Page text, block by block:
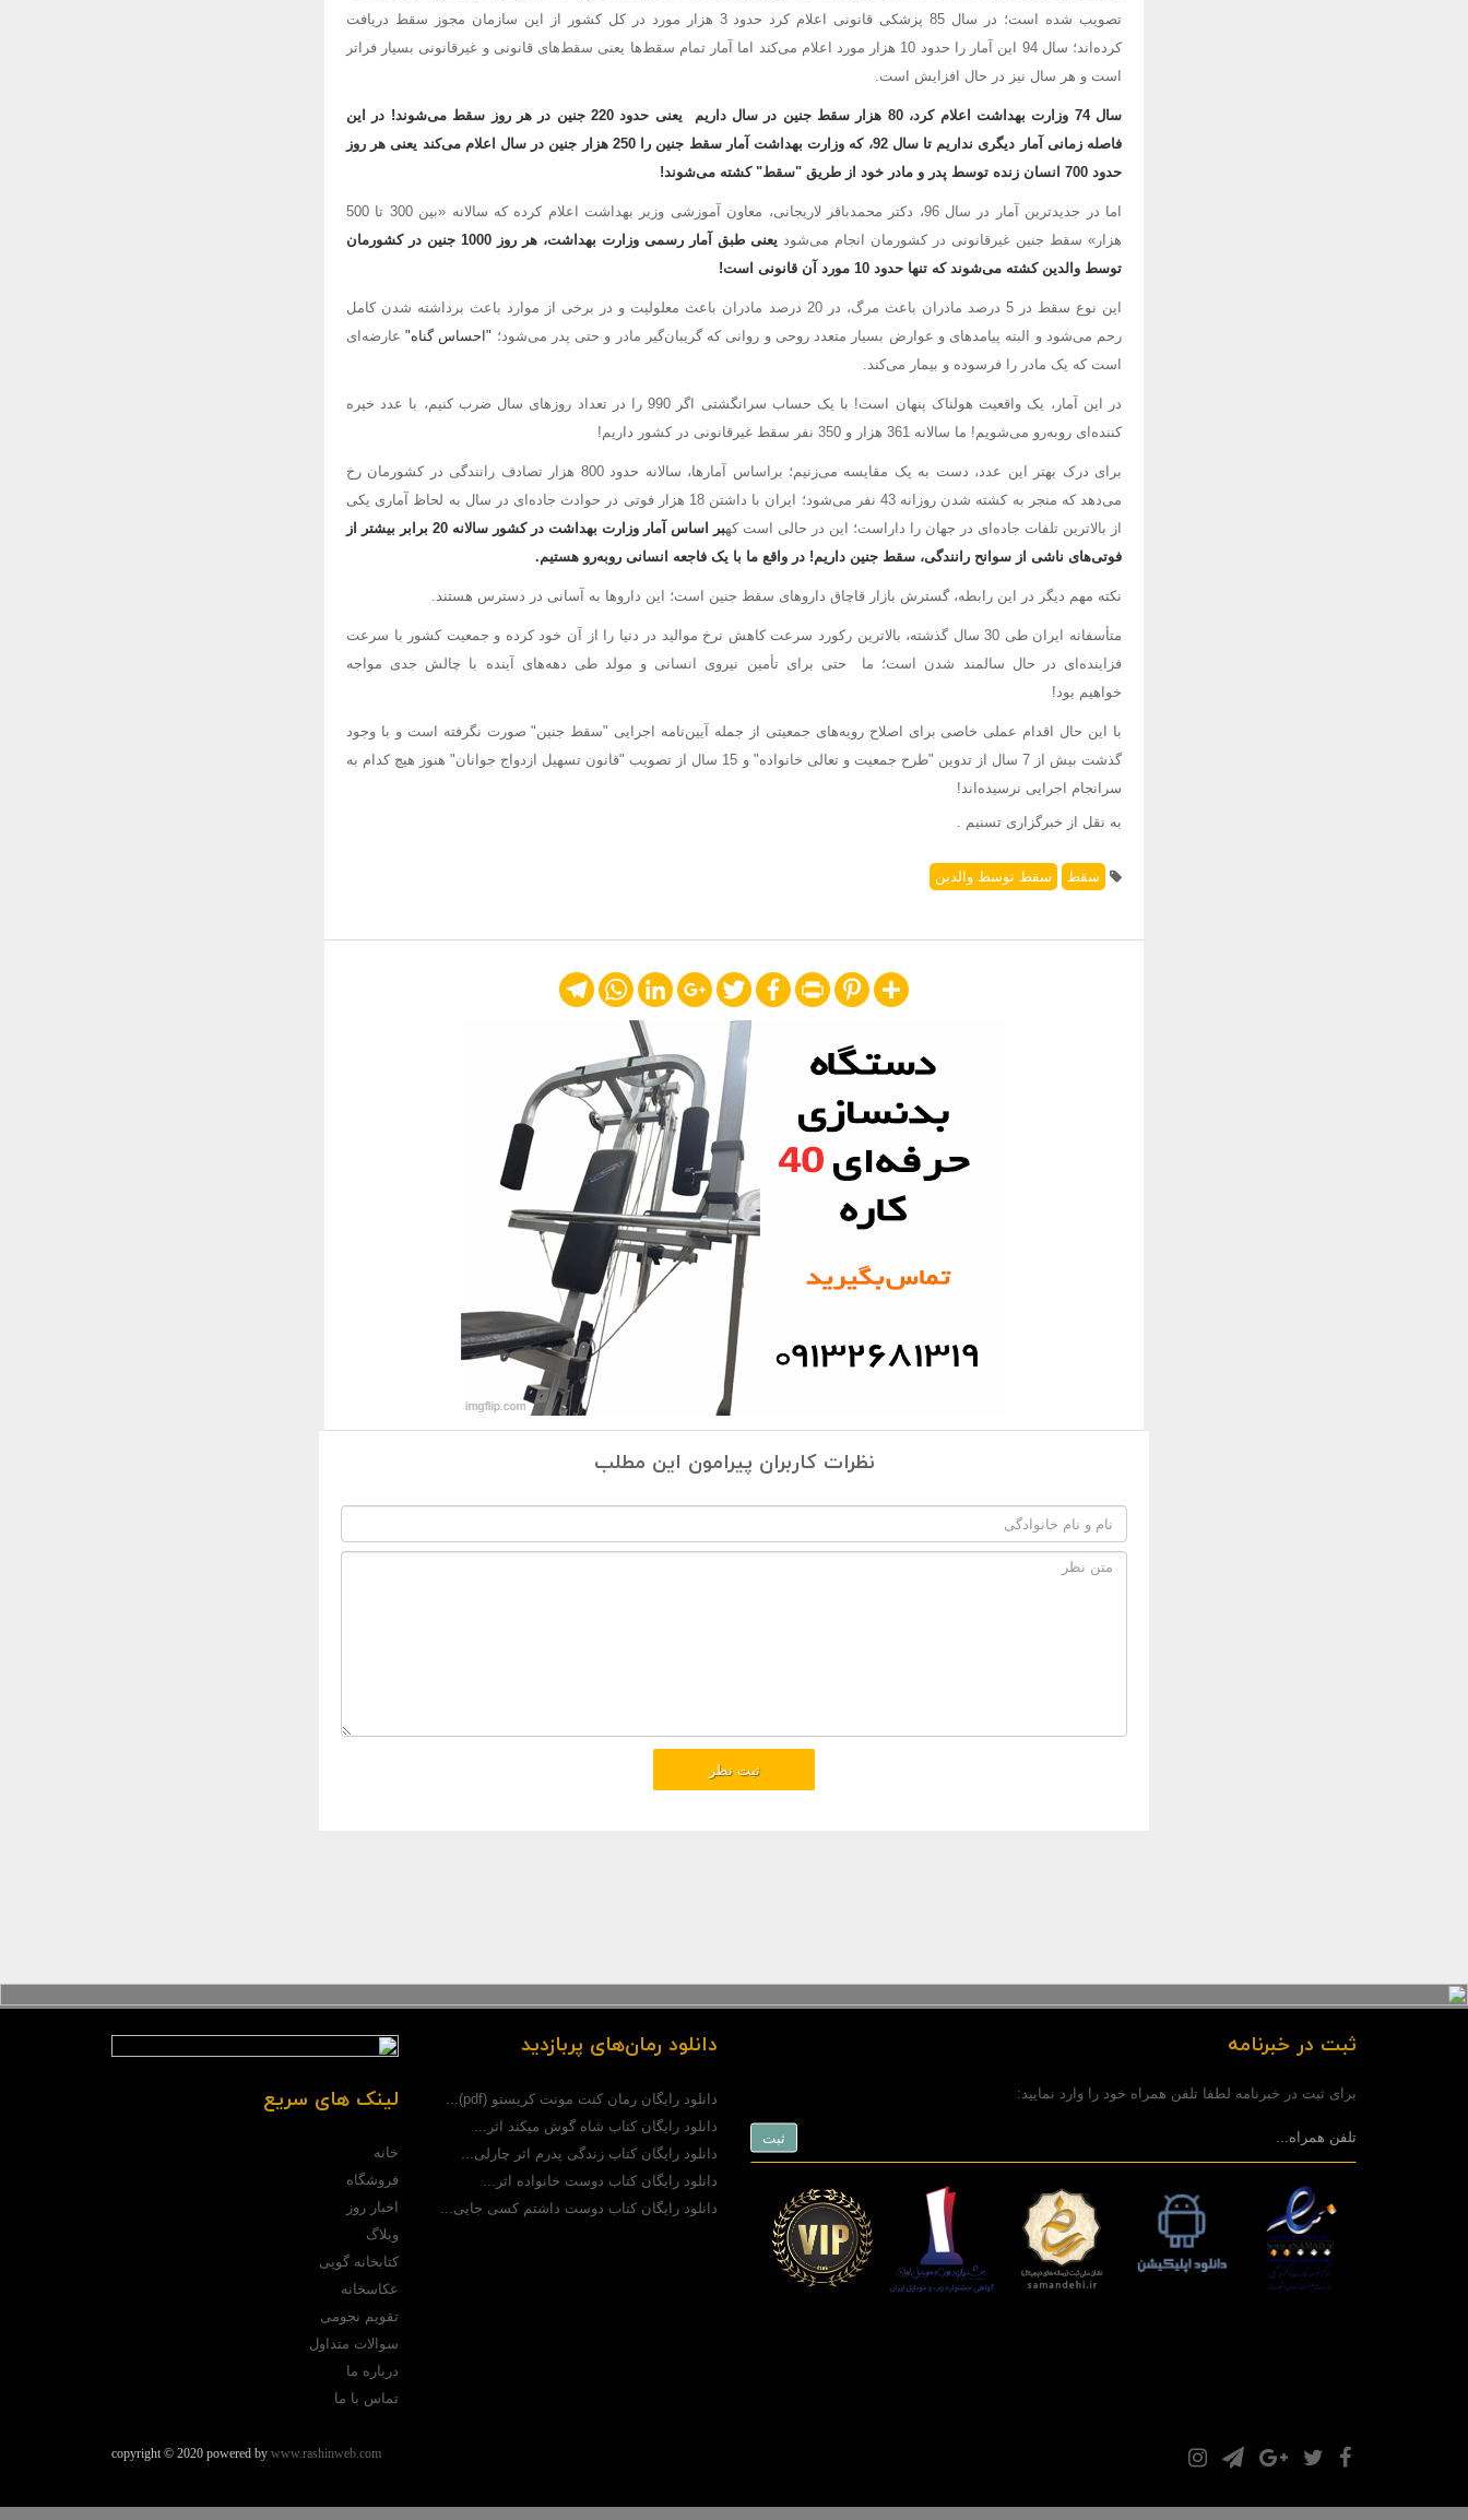
تصویب شده است؛ در سال 85 پزشکی قانونی اعلام کرد حدود 3 هزار مورد در کل کشور از این سازمان مجوز سقط دریافت
کرده‌اند؛ سال 94 این آمار را حدود 10 هزار مورد اعلام می‌کند اما آمار تمام سقط‌ها یعنی سقط‌های قانونی و غیرقانونی بسیار فراتر
است و هر سال نیز در حال افزایش است.
سال 74 وزارت بهداشت اعلام کرد، 80 هزار سقط‌ جنین در سال داریم یعنی حدود 220 جنین در هر روز سقط می‌شوند! در این
فاصله زمانی آمار دیگری نداریم تا سال 92، که وزارت بهداشت آمار سقط جنین را 250 هزار جنین در سال اعلام می‌کند یعنی هر روز
حدود 700 انسان زنده توسط پدر و مادر خود از طریق "سقط" کشته می‌شوند!
اما در جدیدترین آمار در سال 96، دکتر محمدباقر لاریجانی، معاون آموزشی وزیر بهداشت اعلام کرده که سالانه «بین 300 تا 500
هزار» سقط جنین غیرقانونی در کشورمان انجام می‌شود
یعنی طبق آمار رسمی وزارت بهداشت، هر روز 1000 جنین در کشورمان
توسط والدین کشته می‌شوند که تنها حدود 10 مورد آن قانونی است
!
این نوع سقط در 5 درصد مادران باعث مرگ، در 20 درصد مادران باعث معلولیت و در برخی از موارد باعث برداشته شدن کامل
رحم می‌شود و البته پیامدهای و عوارض بسیار متعدد روحی و روانی که گریبان‌گیر مادر و حتی پدر می‌شود؛ "احساس گناه"عارضه‌ای
است که یک مادر را فرسوده و بیمار می‌کند.
در این آمار، یک واقعیت هولناک پنهان است! با یک حساب سرانگشتی اگر 990 را در تعداد روزهای سال ضرب کنیم، با عدد خیره
کننده‌ای رو‌به‌رو می‌شویم! ما سالانه 361 هزار و 350 نفر سقط غیرقانونی در کشور داریم!
برای درک بهتر این عدد، دست به یک مقایسه می‌زنیم؛ براساس آمارها، سالانه حدود 800 هزار تصادف رانندگی در کشورمان رخ
می‌‌دهد که منجر به کشته شدن روزانه 43 نفر می‌شود؛ ایران با داشتن 18 هزار فوتی در حوادث جاده‌ای در سال به لحاظ آماری یکی
از بالاترین تلفات جاده‌ای در جهان را داراست؛ این در حالی است که
بر اساس آمار وزارت بهداشت در کشور سالانه 20 برابر بیشتر از
فوتی‌های ناشی از سوانح رانندگی، سقط جنین داریم! در واقع ما با یک فاجعه انسانی روبه‌رو هستیم.
نکته مهم دیگر در این رابطه، گسترش بازار قاچاق داروهای سقط جنین است؛ این داروها به آسانی در دسترس هستند.
متأسفانه ایران طی 30 سال گذشته، بالاترین رکورد سرعت کاهش نرخ موالید در دنیا را از آن خود کرده و جمعیت کشور با سرعت
فزاینده‌ای در حال سالمند شدن است؛ ما حتی برای تأمین نیروی انسانی و مولد طی دهه‌های آینده با چالش جدی مواجه
خواهیم بود!
با این حال اقدام عملی خاصی برای اصلاح رویه‌های جمعیتی از جمله آیین‌نامه اجرایی "سقط جنین" صورت نگرفته است و با وجود
گذشت بیش از 7 سال از تدوین "طرح جمعیت و تعالی خانواده" و 15 سال از تصویب "قانون تسهیل ازدواج جوانان" هنوز هیچ کدام به
سرانجام اجرایی نرسیده‌اند!
به نقل از خبرگزاری تسنیم .
سقط سقط توسط والدین
Share
Pinterest
Print
Facebook
Twitter
Google+
LinkedIn
WhatsApp
Telegram
نظرات کاربران پیرامون این مطلب
لینک های سریع
خانه
فروشگاه
اخبار روز
وبلاگ
کتابخانه گوپی
عکاسخانه
تقویم نجومی
سوالات متداول
درباره ما
تماس با ما
دانلود رمان‌های پربازدید
دانلود رایگان رمان کنت مونت کریستو (pdf)...
دانلود رایگان کتاب شاه گوش میکند اثر...
دانلود رایگان کتاب زندگی پدرم اثر چارلی...
دانلود رایگان کتاب دوست خانواده اثر...
دانلود رایگان کتاب دوست داشتم کسی جایی...
ثبت در خبرنامه
برای ثبت در خبرنامه لطفا تلفن همراه خود را وارد نمایید:
copyright © 2020 powered by www.rashinweb.com